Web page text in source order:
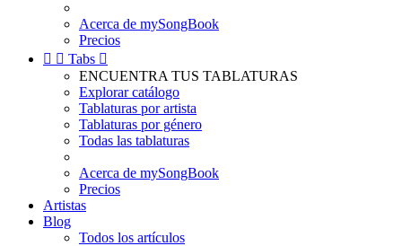
Acerca de mySongBook
Precios
  Tabs 
ENCUENTRA TUS TABLATURAS
Explorar catálogo
Tablaturas por artista
Tablaturas por género
Todas las tablaturas
Acerca de mySongBook
Precios
Artistas
Blog
Todos los artículos